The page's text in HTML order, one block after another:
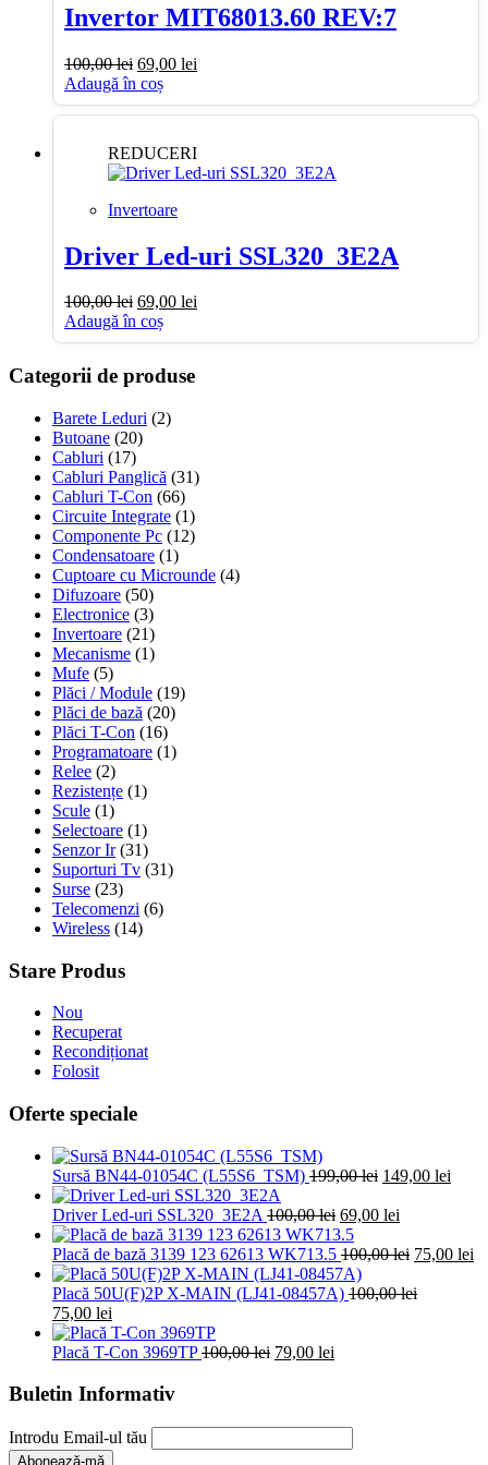
Invertor MIT68013.60 REV:7
100,00lei Prețul
inițial
a
fost:
69,00 lei
este:
69,00 lei.
Adaugă în coș
REDUCERI
Invertoare
Driver Led-uri SSL320_3E2A
100,00lei Prețul
inițial
a
100,00 lei.
69,00 lei
este:
Adaugă în coș
Categorii de produse
Barete Leduri (2)
Butoane (20)
Cabluri (17)
Cabluri Panglică (31)
Cabluri T-Con (66)
Circuite Integrate (1)
Componente Pc (12)
Condensatoare (1)
Cuptoare cu Microunde (4)
Difuzoare (50)
Electronice (3)
Invertoare (21)
Mecanisme (1)
Mufe (5)
Plăci / Module (19)
Plăci de bază (20)
Plăci T-Con (16)
Programatoare (1)
Relee (2)
Rezistențe (1)
Scule (1)
Selectoare (1)
Senzor Ir (31)
Suporturi Tv (31)
Surse (23)
Telecomenzi (6)
Wireless (14)
Stare Produs
Nou
Recuperat
Recondiționat
Folosit
Oferte speciale
Sursă BN44-01054C (L55S6_TSM) 199,00lei Prețul
a
199,00 lei.
149,00 lei
Driver Led-uri SSL320_3E2A 100,00lei Prețul
inițial
a
fost:
100,00 lei.
69,00 lei
este:
Placă de bază 3139 123 62613 WK713.5 100,00lei Prețul
a
75,00 lei
Placă 50U(F)2P X-MAIN (LJ41-08457A) 100,00lei
Prețul
inițial
a
100,00 lei.
75,00 lei
curent
este:
Placă T-Con 3969TP100,00lei Prețul
100,00 lei.
79,00 lei
Buletin Informativ
Introdu Email-ul tău